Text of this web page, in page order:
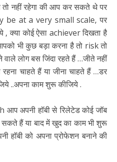
नहीं रहेगा की आप कर सकते थे पर
be at a very small scale, पर
क्या कोई ऐसा achiever दिखता है
भी कुछ बड़ा करना है तो risk तो
लोग बस जिंदा रहते हैं …जीते नहीं
चाहते हैं या जीना चाहते हैं …डर
..अपना काम शुरू कीजिये .
अपनी हॉबी से रिलेटेड कोई जॉब
हैं या बाद में खुद का काम भी शुरू
हॉबी को अपना प्रोफेशन बनाने की